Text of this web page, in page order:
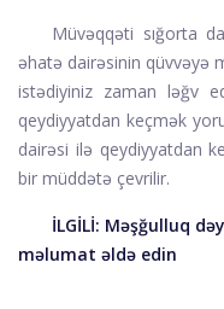
Müvəqqəti sığorta
əhatə dairəsinin qüvvəyə
istədiyiniz zaman ləğv
qeydiyyatdan keçmək
dairəsi ilə qeydiyyatdan
bir müddətə çevrilir.
İLGİLİ: Məşğulluq
məlumat əldə edin